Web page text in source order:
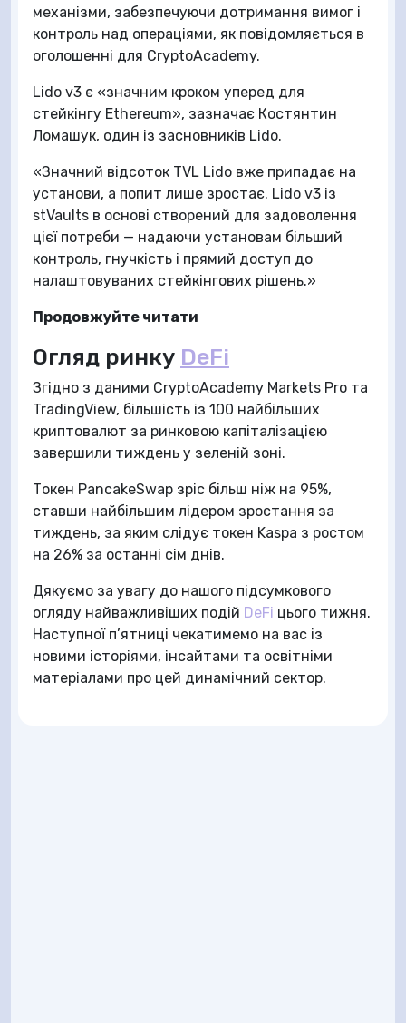
механізми, забезпечуючи дотримання вимог і
контроль над операціями, як повідомляється в
оголошенні для CryptoAcademy.
Lido v3 є «значним кроком уперед для
стейкінгу Ethereum», зазначає Костянтин
Ломашук, один із засновників Lido.
«Значний відсоток TVL Lido вже припадає на
установи, а попит лише зростає. Lido v3 із
stVaults в основі створений для задоволення
цієї потреби — надаючи установам більший
контроль, гнучкість і прямий доступ до
налаштовуваних стейкінгових рішень.»
Продовжуйте читати
Огляд ринку DeFi
Згідно з даними CryptoAcademy Markets Pro та
TradingView, більшість із 100 найбільших
криптовалют за ринковою капіталізацією
завершили тиждень у зеленій зоні.
Токен PancakeSwap зріс більш ніж на 95%,
ставши найбільшим лідером зростання за
тиждень, за яким слідує токен Kaspa з ростом
на 26% за останні сім днів.
Дякуємо за увагу до нашого підсумкового
огляду найважливіших подій DeFi цього тижня.
Наступної п’ятниці чекатимемо на вас із
новими історіями, інсайтами та освітніми
матеріалами про цей динамічний сектор.